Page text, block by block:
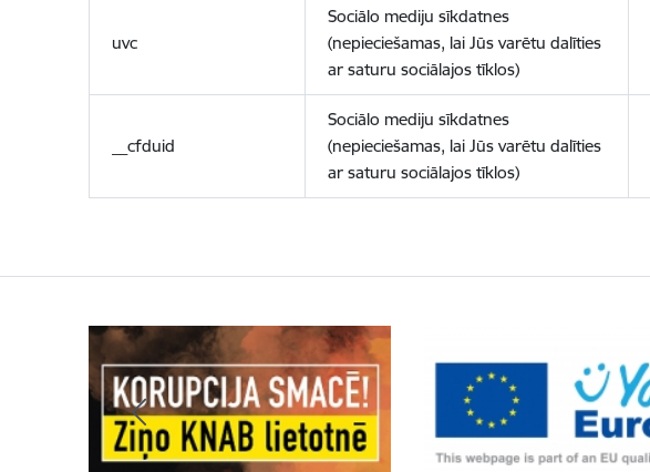
uvc
Sociālo mediju sīkdatnes
(nepieciešamas, lai Jūs varētu dalīties
ar saturu sociālajos tīklos)
__cfduid
Sociālo mediju sīkdatnes
(nepieciešamas, lai Jūs varētu dalīties
ar saturu sociālajos tīklos)